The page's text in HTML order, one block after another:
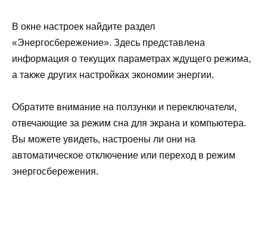
В окне настроек найдите раздел
«Энергосбережение». Здесь представлена
информация о текущих параметрах ждущего режима,
а также других настройках экономии энергии.
Обратите внимание на ползунки и переключатели,
отвечающие за режим сна для экрана и компьютера.
Вы можете увидеть, настроены ли они на
автоматическое отключение или переход в режим
энергосбережения.